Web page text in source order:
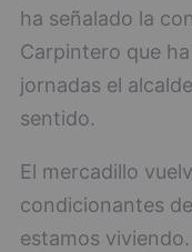
ha señalado la
Carpintero que
jornadas el
sentido.
El mercadillo
condicionantes
estamos